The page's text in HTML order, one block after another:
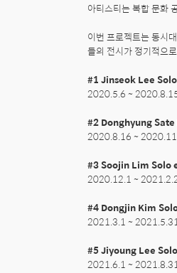
아티스티는 복합 문화
이번 프로젝트는 동시
들의 전시가 정기적으
#1 Jinseok Lee
2020.5.6 ~
#2 Donghyung
2020.8.16 ~
#3 Soojin Lim Solo
2020.12.1 ~
#4 Dongjin Kim
2021.3.1 ~
#5 Jiyoung Lee
2021.6.1 ~